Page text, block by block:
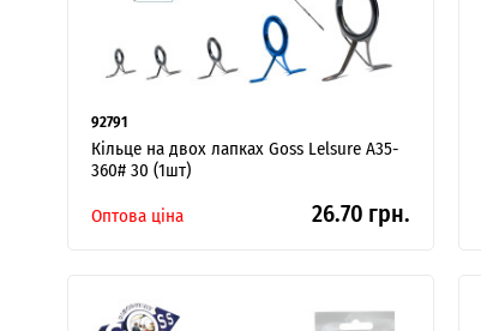
92791
Кільце на двох лапках Goss Lelsure A35-
360# 30 (1шт)
Оптова ціна
26.70 грн.